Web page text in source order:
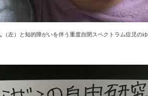
左）と知的障がいを伴う重度自閉スペクトラム症児のゆ